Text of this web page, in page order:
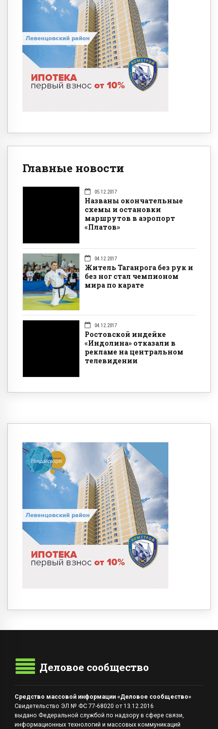
Главные новости
05.12.2017
Названы окончательные
схемы и остановки
маршрутов в аэропорт
«Платов»
04.12.2017
Житель Таганрога без рук и
без ног стал чемпионом
мира по карате
04.12.2017
Ростовской индейке
«Индолина» отказали в
рекламе на центральном
телевидении
Деловое сообщество
Средство массовой информации «Деловое сообщество»
Свидетельство ЭЛ № ФС 77-68020 от 13.12.2016
выдано Федеральной службой по надзору в сфере связи,
информационных технологий и массовых коммуникаций